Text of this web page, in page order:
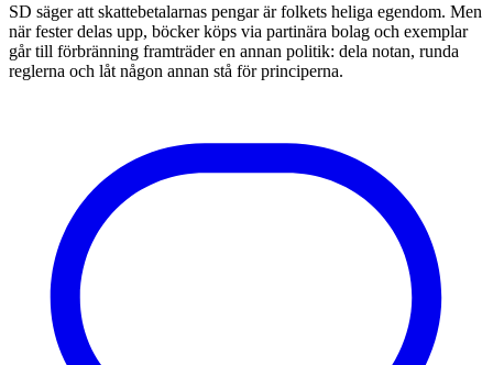
SD säger att skattebetalarnas pengar är folkets heliga egendom. Men
när fester delas upp, böcker köps via partinära bolag och exemplar
går till förbränning framträder en annan politik: dela notan, runda
reglerna och låt någon annan stå för principerna.